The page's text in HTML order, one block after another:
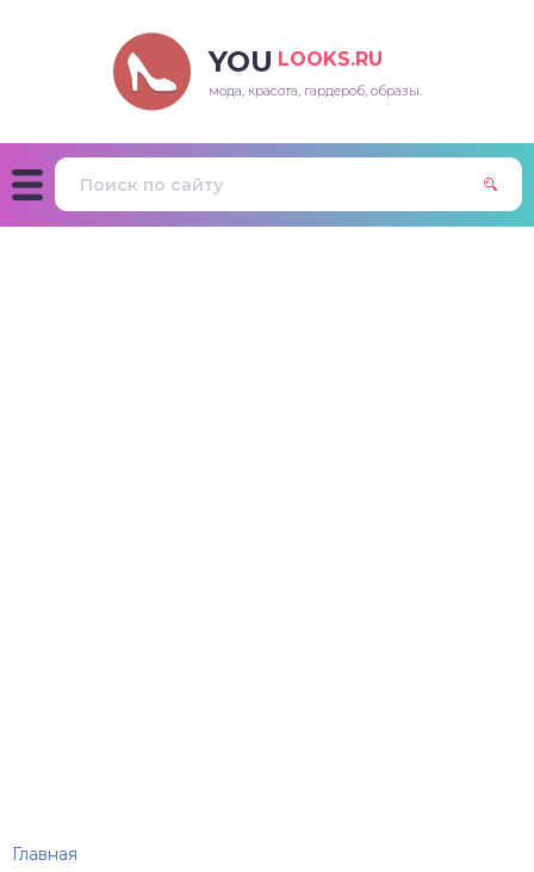
YOU LOOKS.RU
мода, красота, гардероб, образы.
Главная